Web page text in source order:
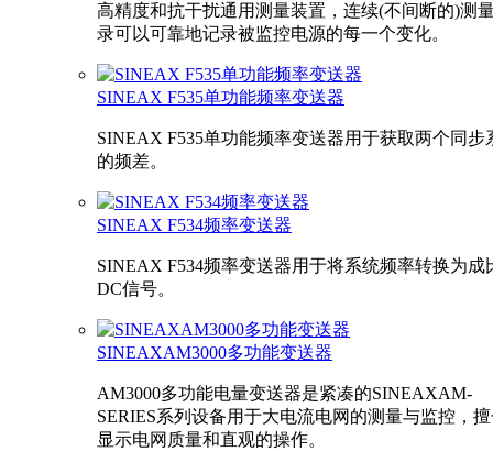
高精度和抗干扰通用测量装置，连续(不间断的)测
录可以可靠地记录被监控电源的每一个变化。
SINEAX F535单功能频率变送器
SINEAX F535单功能频率变送器用于获取两个同步
的频差。
SINEAX F534频率变送器
SINEAX F534频率变送器用于将系统频率转换为成
DC信号。
SINEAXAM3000多功能变送器
AM3000多功能电量变送器是紧凑的SINEAXAM-
SERIES系列设备用于大电流电网的测量与监控，
显示电网质量和直观的操作。